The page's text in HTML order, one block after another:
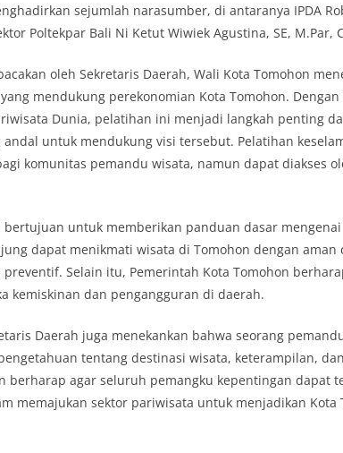
sejumlah narasumber, di antaranya IPDA
Poltekpar Bali Ni Ketut Wiwiek Agustina, SE, M.Par,
oleh Sekretaris Daerah, Wali Kota Tomohon
mendukung perekonomian Kota Tomohon.
Dunia, pelatihan ini menjadi langkah penting
andal untuk mendukung visi tersebut. Pelatihan
komunitas pemandu wisata, namun dapat diakses
bertujuan untuk memberikan panduan dasar
dapat menikmati wisata di Tomohon dengan aman
Selain itu, Pemerintah Kota Tomohon
kemiskinan dan pengangguran di daerah.
Daerah juga menekankan bahwa seorang
tentang destinasi wisata, keterampilan,
berharap agar seluruh pemangku kepentingan dapat
memajukan sektor pariwisata untuk menjadikan Kota